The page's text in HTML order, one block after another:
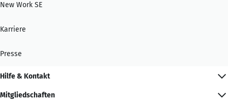
New Work SE
Karriere
Presse
Hilfe & Kontakt
Mitgliedschaften